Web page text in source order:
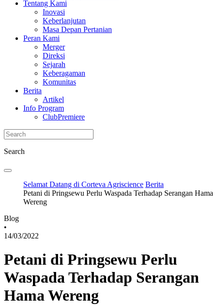
Tentang Kami
Inovasi
Keberlanjutan
Masa Depan Pertanian
Peran Kami
Merger
Direksi
Sejarah
Keberagaman
Komunitas
Berita
Artikel
Info Program
ClubPremiere
Search
Selamat Datang di Corteva Agriscience Berita
Petani di Pringsewu Perlu Waspada Terhadap Serangan Hama
Wereng
Blog
•
14/03/2022
Petani di Pringsewu Perlu
Waspada Terhadap Serangan
Hama Wereng